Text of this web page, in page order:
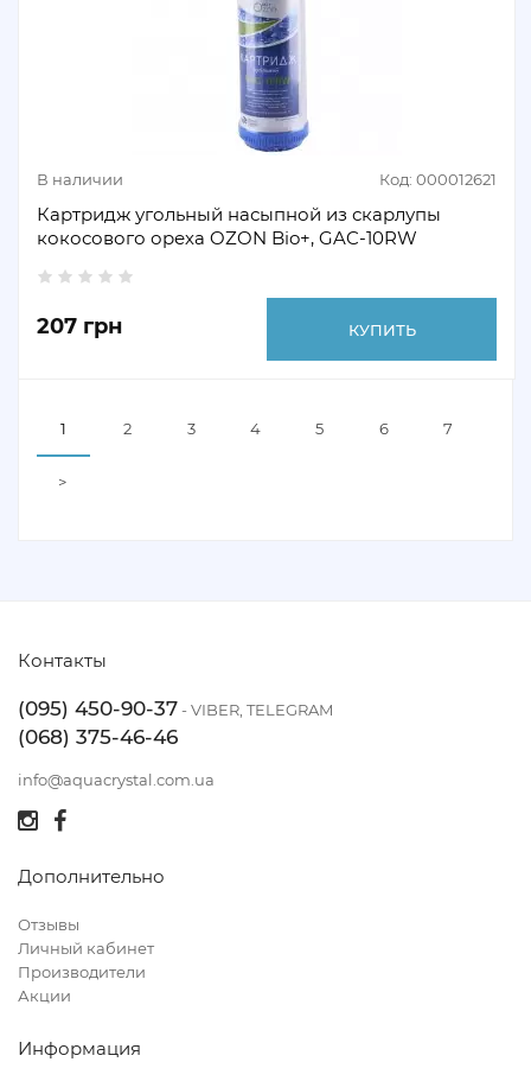
В наличии Код: 000012621
Картридж угольный насыпной из скарлупы
кокосового ореха OZON Bio+, GAC-10RW
207 грн КУПИТЬ
1 2 3 4 5 6 7
>
Контакты
(095) 450-90-37- VIBER, TELEGRAM
(068) 375-46-46
info@aquacrystal.com.ua
Дополнительно
Отзывы
Личный кабинет
Производители
Акции
Информация